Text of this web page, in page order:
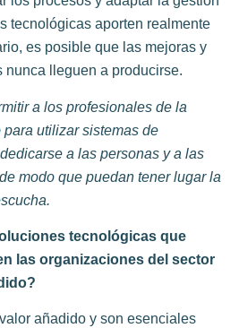
tecnológicas aporten realmente
es posible que las mejoras y
nunca lleguen a producirse.
a los profesionales de la
utilizar sistemas de
a las personas y a las
modo que puedan tener lugar la
tecnológicas que
las organizaciones del sector
añadido y son esenciales